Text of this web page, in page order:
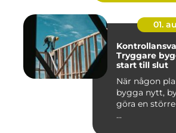
01.
Tryggare
start till slut
När någon
bygga nytt,
göra en
...